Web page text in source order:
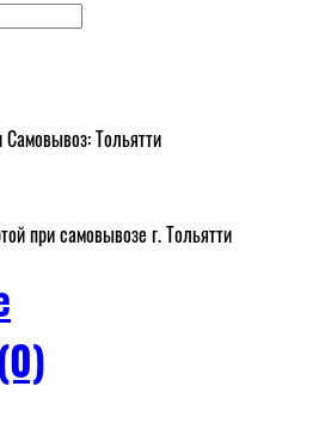
Тольятти
при самовывозе г. Тольятти